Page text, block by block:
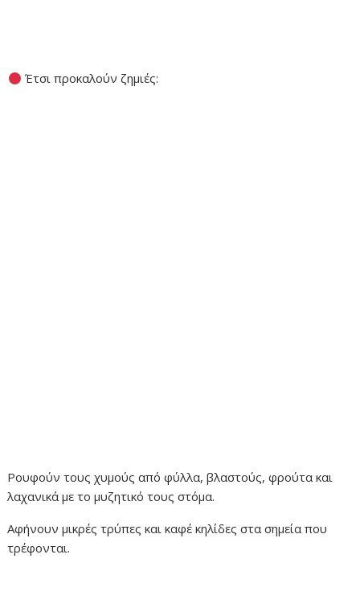
Έτσι προκαλούν ζημιές:
Ρουφούν τους χυμούς από φύλλα, βλαστούς, φρούτα και
λαχανικά με το μυζητικό τους στόμα.
Αφήνουν μικρές τρύπες και καφέ κηλίδες στα σημεία που
τρέφονται.